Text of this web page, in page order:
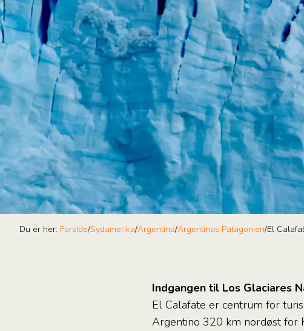
Du er her: Forside/Sydamerika/Argentina/Argentinas Patagonien/El
Indgangen til Los Glaciares
El Calafate er centrum for
Argentino 320 km nordøst for